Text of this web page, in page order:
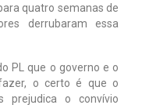
quatro semanas de
derrubaram essa
PL que o governo e o
o certo é que o
prejudica o convívio